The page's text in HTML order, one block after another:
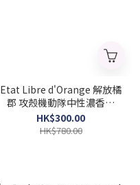
Etat Libre d'Orange 解放橘
郡 攻殼機動隊中性濃香水
30ml (Barcode：
3760168592553)
HK$300.00
HK$780.00